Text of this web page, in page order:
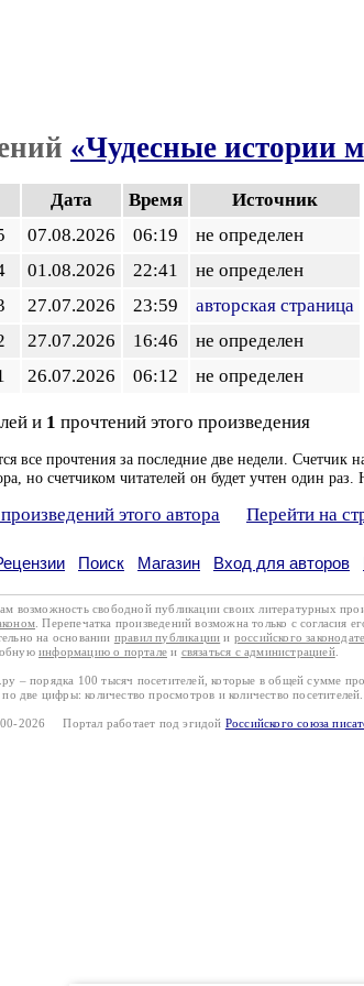
«Чудесные истории
Дата Время
Источник
07.08.2026 06:19
не определен
01.08.2026 22:41
не определен
27.07.2026 23:59
авторская страница
27.07.2026 16:46
не определен
26.07.2026 06:12 не определен
и 1 прочтений этого произведения
все прочтения за последние две недели. Счетчик
но счетчиком читателей он будет учтен один
этого автора Перейти на
Поиск Магазин Вход для авторов
возможность свободной публикации своих литературных
. Перепечатка произведений возможна только с согласия
на основании правил публикации и российского
информацию о портале и связаться с администрацией.
– порядка 100 тысяч посетителей, которые в общей сумме
две цифры: количество просмотров и количество посетителей.
2026 Портал работает под эгидой Российского союза